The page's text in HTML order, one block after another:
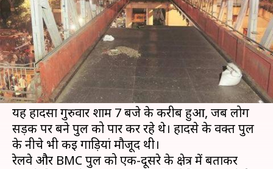
लेखन प्रमोद कुमार Mar 15, 2019 10:58 am
क्या है खबर?
मुंबई में गुरुवार शाम CST रेलवे स्टेशन के पास फुटओवर
ब्रिज गिरने से छह लोगों की मौत और 30 से ज्यादा लोग
घायल हो गए।
यह हादसा गुरुवार शाम 7 बजे के करीब हुआ, जब लोग
सड़क पर बने पुल को पार कर रहे थे। हादसे के वक्त पुल
के नीचे भी कई गाड़ियां मौजूद थी।
रेलवे और BMC पुल को एक-दूसरे के क्षेत्र में बताकर